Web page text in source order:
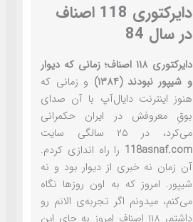
دایرکتوری 118 اصناف
در سال 84
دایرکتوری ۱۱۸ اصناف؛ زمانی که دیوار
و شیپور نبودند (۱۳۸۴)
و زمانی که
هنوز اینترنت دایال‌آپ با آن صدای
بوقِ معروفش در ایران حکمرانی
می‌کرد، در ۲۵ سالگی سایت
118asnaf.com را راه اندازی کردم.
آن زمان نه خبری از دیوار بود و نه
شیپور. امروز که به اون روزها نگاه
می‌کنم، میدونم اگر تجربه‌ی الانم رو
داشتم، ۱۱۸ اصناف امروز به جای این